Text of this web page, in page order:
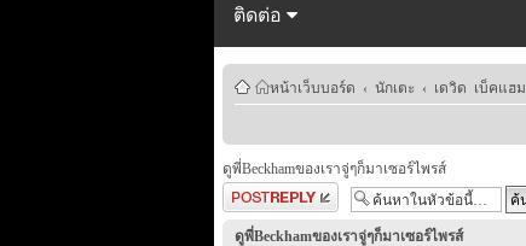
ติดต่อ
หน้าเว็บบอร์ด ‹ นักเตะ ‹ เดวิด เบ็คแฮม
ดูพี่Beckhamของเราจู่ๆก็มาเซอร์ไพรส์
ตอบกระทู้
ดูพี่Beckhamของเราจู่ๆก็มาเซอร์ไพรส์